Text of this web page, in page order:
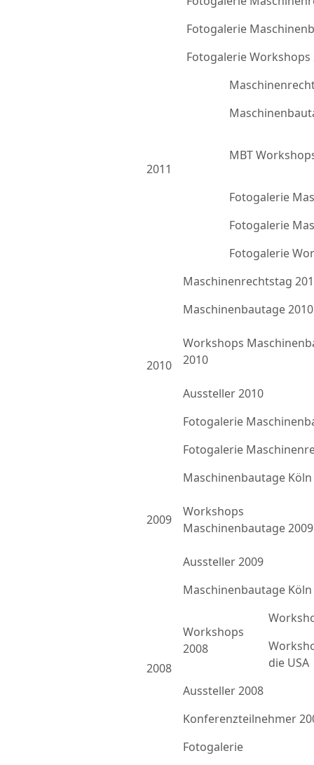
Fotogalerie
Fotogalerie Workshops
2011
MBT
Fotogalerie
Fotogalerie
Fotogalerie
2010
Maschinenrechtstag
Maschinenbautage 2010
Workshops
2010
Aussteller 2010
Fotogalerie
Fotogalerie
2009
Maschinenbautage Köln
Workshops
Maschinenbautage 2009
Aussteller 2009
2008
Maschinenbautage Köln
Workshops
2008
die USA
Aussteller 2008
Konferenzteilnehmer
Fotogalerie